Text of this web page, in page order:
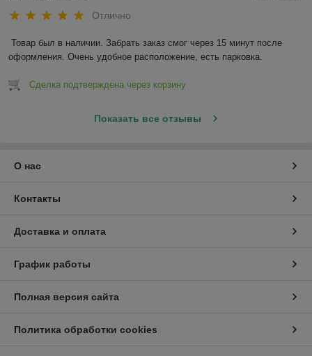
Отлично
Товар был в наличии. Забрать заказ смог через 15 минут после
оформления. Очень удобное расположение, есть парковка.
Сделка подтверждена через корзину
Показать все отзывы
О нас
Контакты
Доставка и оплата
График работы
Полная версия сайта
Политика обработки cookies